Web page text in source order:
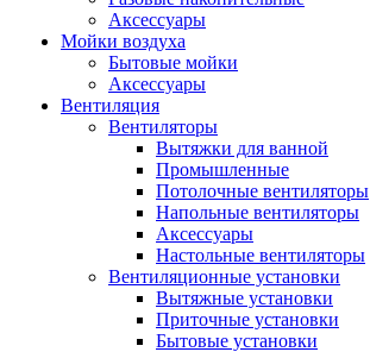
Аксессуары
Мойки воздуха
Бытовые мойки
Аксессуары
Вентиляция
Вентиляторы
Вытяжки для ванной
Промышленные
Потолочные вентиляторы
Напольные вентиляторы
Аксессуары
Настольные вентиляторы
Вентиляционные установки
Вытяжные установки
Приточные установки
Бытовые установки